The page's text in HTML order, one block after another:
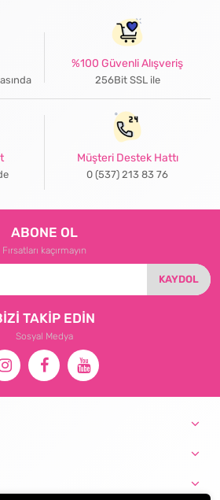
%100 Güvenli Alışveriş
256Bit SSL ile
Müşteri Destek Hattı
0 (537) 213 83 76
ABONE OL
Fırsatları kaçırmayın
KAYDOL
TAKİP EDİN
Sosyal Medya